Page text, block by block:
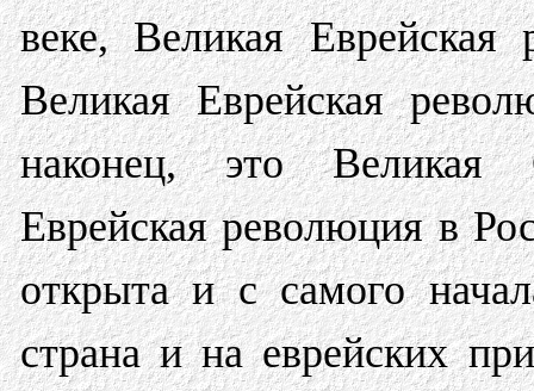
веке, Великая
Великая Еврейская
наконец, это Великая
Еврейская революция в
открыта и с самого
страна и на еврейских